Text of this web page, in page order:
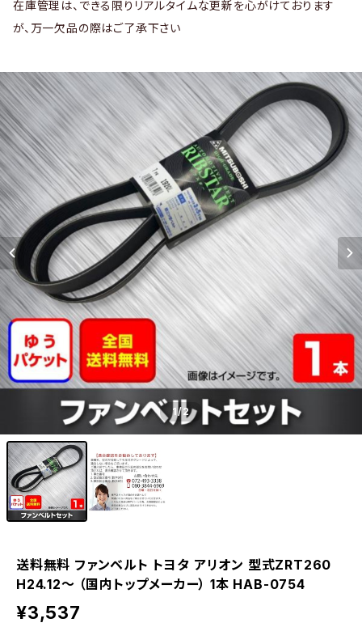
在庫管理は、できる限りリアルタイムな更新を心がけております
が、万一欠品の際はご了承下さい
1/2
送料無料 ファンベルト トヨタ アリオン 型式ZRT260
H24.12～ （国内トップメーカー） 1本 HAB-0754
¥3,537